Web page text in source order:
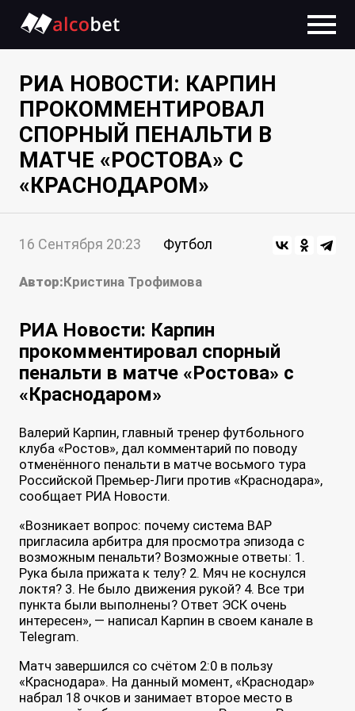
РИА НОВОСТИ: КАРПИН
ПРОКОММЕНТИРОВАЛ
СПОРНЫЙ ПЕНАЛЬТИ В
МАТЧЕ «РОСТОВА» С
«КРАСНОДАРОМ»
16 Сентября 20:23 Футбол
Автор:Кристина Трофимова
РИА Новости: Карпин
прокомментировал спорный
пенальти в матче «Ростова» с
«Краснодаром»
Валерий Карпин, главный тренер футбольного
клуба «Ростов», дал комментарий по поводу
отменённого пенальти в матче восьмого тура
Российской Премьер-Лиги против «Краснодара»,
сообщает РИА Новости.
«Возникает вопрос: почему система ВАР
пригласила арбитра для просмотра эпизода с
возможным пенальти? Возможные ответы: 1.
Рука была прижата к телу? 2. Мяч не коснулся
локтя? 3. Не было движения рукой? 4. Все три
пункта были выполнены? Ответ ЭСК очень
интересен», — написал Карпин в своем канале в
Telegram.
Матч завершился со счётом 2:0 в пользу
«Краснодара». На данный момент, «Краснодар»
набрал 18 очков и занимает второе место в